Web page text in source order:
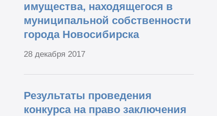
имущества, находящегося в
муниципальной собственности
города Новосибирска
28 декабря 2017
Результаты проведения
конкурса на право заключения